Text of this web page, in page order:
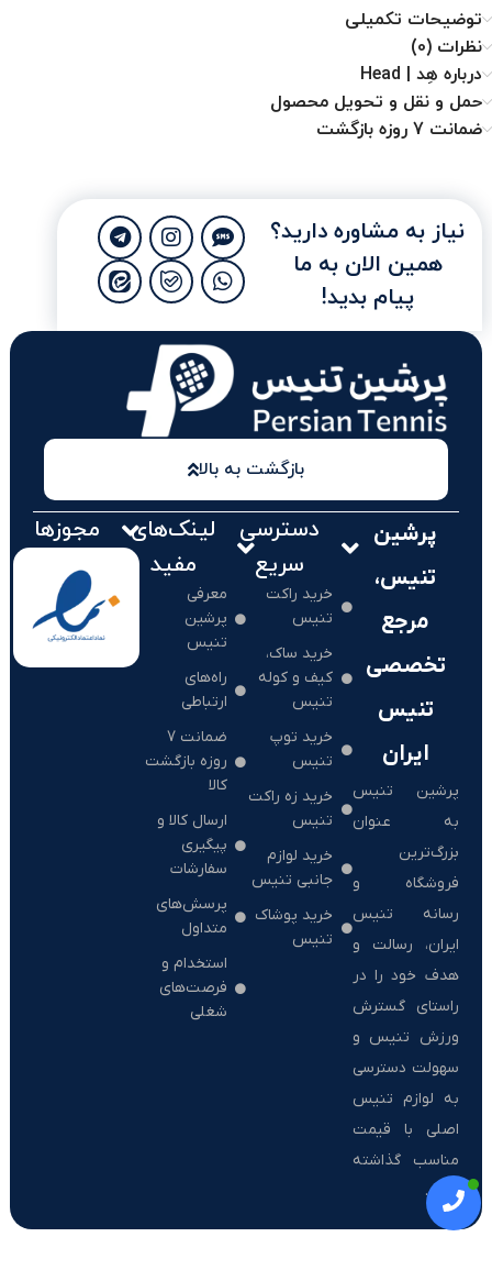
توضیحات تکمیلی
نظرات (0)
درباره هِد | Head
حمل و نقل و تحویل محصول
ضمانت 7 روزه بازگشت
نیاز به مشاوره دارید؟
همین الان به ما
پیام بدید!
بازگشت به بالا
پرشین
تنیس،
مرجع
تخصصی
تنیس
ایران
پرشین تنیس
به عنوان
بزرگ‌ترین
فروشگاه و
رسانه تنیس
ایران، رسالت و
هدف خود را در
راستای گسترش
ورزش تنیس و
سهولت دسترسی
به لوازم تنیس
اصلی با قیمت
مناسب گذاشته
است.
دسترسی
سریع
خرید راکت
تنیس
خرید ساک،
کیف و کوله
تنیس
خرید توپ
تنیس
خرید زه راکت
تنیس
خرید لوازم
جانبی تنیس
خرید پوشاک
تنیس
لینک‌های
مفید
معرفی
پرشین
تنیس
راه‌های
ارتباطی
ضمانت 7
روزه بازگشت
کالا
ارسال کالا و
پیگیری
سفارشات
پرسش‌های
متداول
استخدام و
فرصت‌های
شغلی
مجوزها